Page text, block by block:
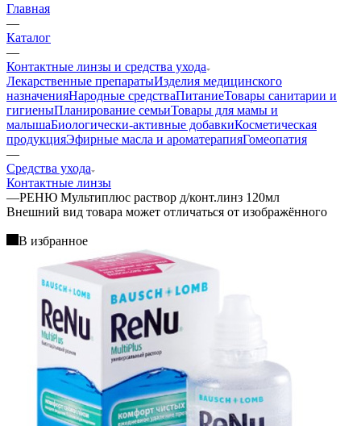
Главная
—
Каталог
—
Контактные линзы и средства ухода
Лекарственные препаратыИзделия медицинского
назначенияНародные средстваПитаниеТовары санитарии и
гигиеныПланирование семьиТовары для мамы и
малышаБиологически-активные добавкиКосметическая
продукцияЭфирные масла и ароматерапияГомеопатия
—
Средства ухода
Контактные линзы
—РЕНЮ Мультиплюс раствор д/конт.линз 120мл
Bнешний вид товара может отличаться от изображённого
В избранное